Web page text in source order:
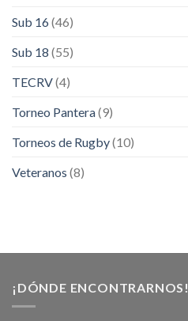
Sub 16(46)
Sub 18 (55)
TECRV(4)
Torneo Pantera(9)
Torneos de Rugby(10)
Veteranos (8)
¡DÓNDE ENCONTRARNOS!